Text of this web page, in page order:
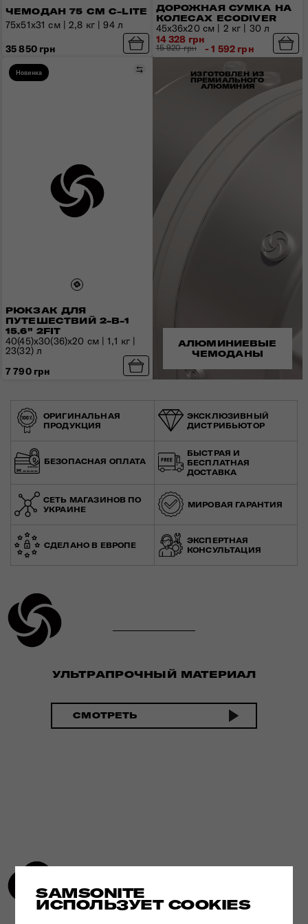
SAMSONITE
ИСПОЛЬЗУЕТ COOKIES
ЧЕМОДАН 75 СМ C-LITE
75x51x31 см | 2,8 кг | 94 л
35 850 грн
ДОРОЖНАЯ СУМКА НА
КОЛЕСАХ ECODIVER
45x36x20 см | 2 кг | 30 л
14 328 грн
15 920 грн - 1 592 грн
Новинка
РЮКЗАК ДЛЯ
ПУТЕШЕСТВИЙ 2-В-1
15.6" 2FIT
Сравнить
40(45)x30(36)x20 см | 1,1 кг |
23(32) л
7 790 грн
ИЗГОТОВЛЕН ИЗ
ПРЕМИАЛЬНОГО
АЛЮМИНИЯ
АЛЮМИНИЕВЫЕ
ЧЕМОДАНЫ
ОРИГИНАЛЬНАЯ
ПРОДУКЦИЯ
ЭКСКЛЮЗИВНЫЙ
ДИСТРИБЬЮТОР
БЕЗОПАСНАЯ ОПЛАТА
БЫСТРАЯ И
БЕСПЛАТНАЯ
ДОСТАВКА
СЕТЬ МАГАЗИНОВ ПО
УКРАИНЕ
МИРОВАЯ ГАРАНТИЯ
СДЕЛАНО В ЕВРОПЕ
ЭКСПЕРТНАЯ
КОНСУЛЬТАЦИЯ
УЛЬТРАПРОЧНЫЙ МАТЕРИАЛ
СМОТРЕТЬ